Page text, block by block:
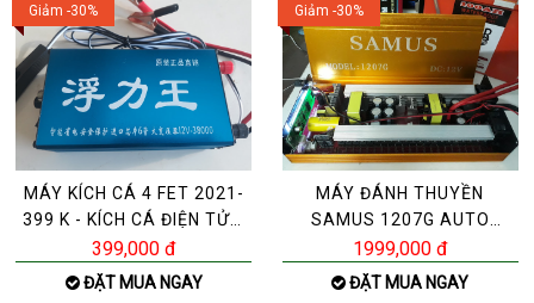
Giảm -30%
MÁY KÍCH CÁ 4 FET 2021-
399 K - KÍCH CÁ ĐIỆN TỬ 4
FET399K - XIỆT
399,000 đ
ĐẶT MUA NGAY
Giảm -30%
MÁY ĐÁNH THUYỀN
SAMUS 1207G AUTO
CHUYỂN ĐỔI 42 FET-ZALO
0392983
1999,000 đ
ĐẶT MUA NGAY